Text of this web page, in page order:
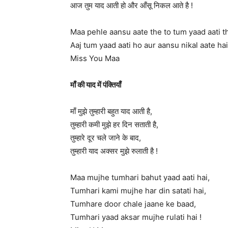
आज तुम याद आती हो और आँसू निकल आते है !
Maa pehle aansu aate the to tum yaad aati
Aaj tum yaad aati ho aur aansu nikal aate
Miss You Maa
माँ की याद में पंक्तियाँ
माँ मुझे तुम्हारी बहुत याद आती है,
तुम्हारी कमी मुझे हर दिन सताती है,
तुम्हारे दूर चले जाने के बाद,
तुम्हारी याद अक्सर मुझे रुलाती है !
Maa mujhe tumhari bahut yaad aati hai,
Tumhari kami mujhe har din satati hai,
Tumhare door chale jaane ke baad,
Tumhari yaad aksar mujhe rulati hai !